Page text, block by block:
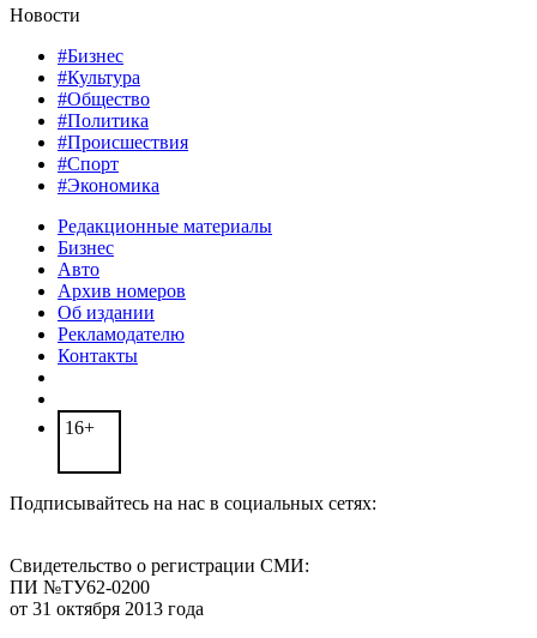
Новости
#Бизнес
#Культура
#Общество
#Политика
#Происшествия
#Спорт
#Экономика
Редакционные материалы
Бизнес
Авто
Архив номеров
Об издании
Рекламодателю
Контакты
16+
Подписывайтесь на нас в социальных сетях:
Свидетельство о регистрации СМИ:
ПИ №ТУ62-0200
от 31 октября 2013 года